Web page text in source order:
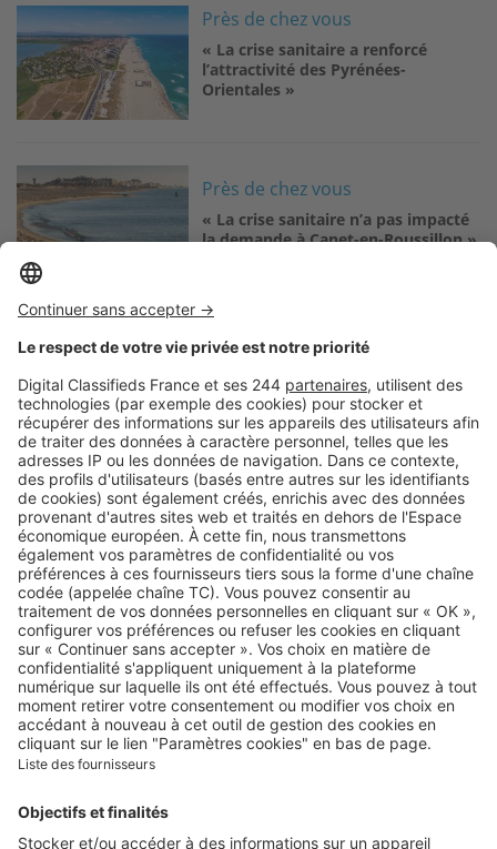
Image Près de chez vous
« La crise sanitaire a renforcé
l’attractivité des Pyrénées-
Orientales »
Image
Près de chez vous
« La crise sanitaire n’a pas impacté
la demande à Canet-en-Roussillon »
Logic-Immo c’est aussi …
Retrouvez-nous sur …
A propos
Qui sommes-nous ?
Contacter le service client
Nous rejoindre
Presse